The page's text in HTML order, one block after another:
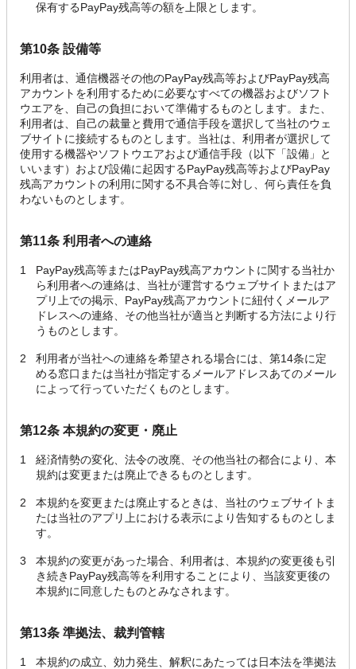
保有するPayPay残高等の額を上限とします。
第10条 設備等
利用者は、通信機器その他のPayPay残高等およびPayPay残高
アカウントを利用するために必要なすべての機器およびソフト
ウエアを、自己の負担において準備するものとします。また、
利用者は、自己の裁量と費用で通信手段を選択して当社のウェ
ブサイトに接続するものとします。当社は、利用者が選択して
使用する機器やソフトウエアおよび通信手段（以下「設備」と
いいます）および設備に起因するPayPay残高等およびPayPay
残高アカウントの利用に関する不具合等に対し、何ら責任を負
わないものとします。
第11条 利用者への連絡
1
PayPay残高等またはPayPay残高アカウントに関する当社か
ら利用者への連絡は、当社が運営するウェブサイトまたはア
プリ上での掲示、PayPay残高アカウントに紐付くメールア
ドレスへの連絡、その他当社が適当と判断する方法により行
うものとします。
2
利用者が当社への連絡を希望される場合には、第14条に定
める窓口または当社が指定するメールアドレスあてのメール
によって行っていただくものとします。
第12条 本規約の変更・廃止
1
経済情勢の変化、法令の改廃、その他当社の都合により、本
規約は変更または廃止できるものとします。
2
本規約を変更または廃止するときは、当社のウェブサイトま
たは当社のアプリ上における表示により告知するものとしま
す。
3
本規約の変更があった場合、利用者は、本規約の変更後も引
き続きPayPay残高等を利用することにより、当該変更後の
本規約に同意したものとみなされます。
第13条 準拠法、裁判管轄
1
本規約の成立、効力発生、解釈にあたっては日本法を準拠法